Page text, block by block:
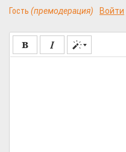
Гость (премодерация) Войти